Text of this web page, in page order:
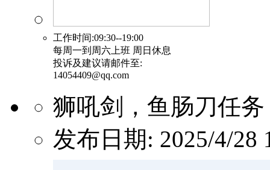
工作时间:09:30--19:00
每周一到周六上班 周日休息
投诉及建议请邮件至:
14054409@qq.com
狮吼剑，鱼肠刀任务
发布日期: 2025/4/28